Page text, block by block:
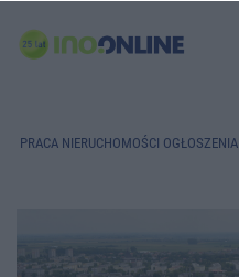
PRACA NIERUCHOMOŚCI OGŁOSZENIA